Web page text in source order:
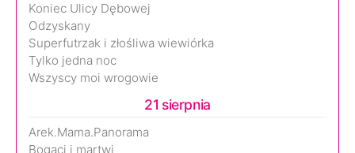
Koniec Ulicy Dębowej
Odzyskany
Superfutrzak i złośliwa wiewiórka
Tylko jedna noc
Wszyscy moi wrogowie
21 sierpnia
Arek.Mama.Panorama
Bogaci i martwi